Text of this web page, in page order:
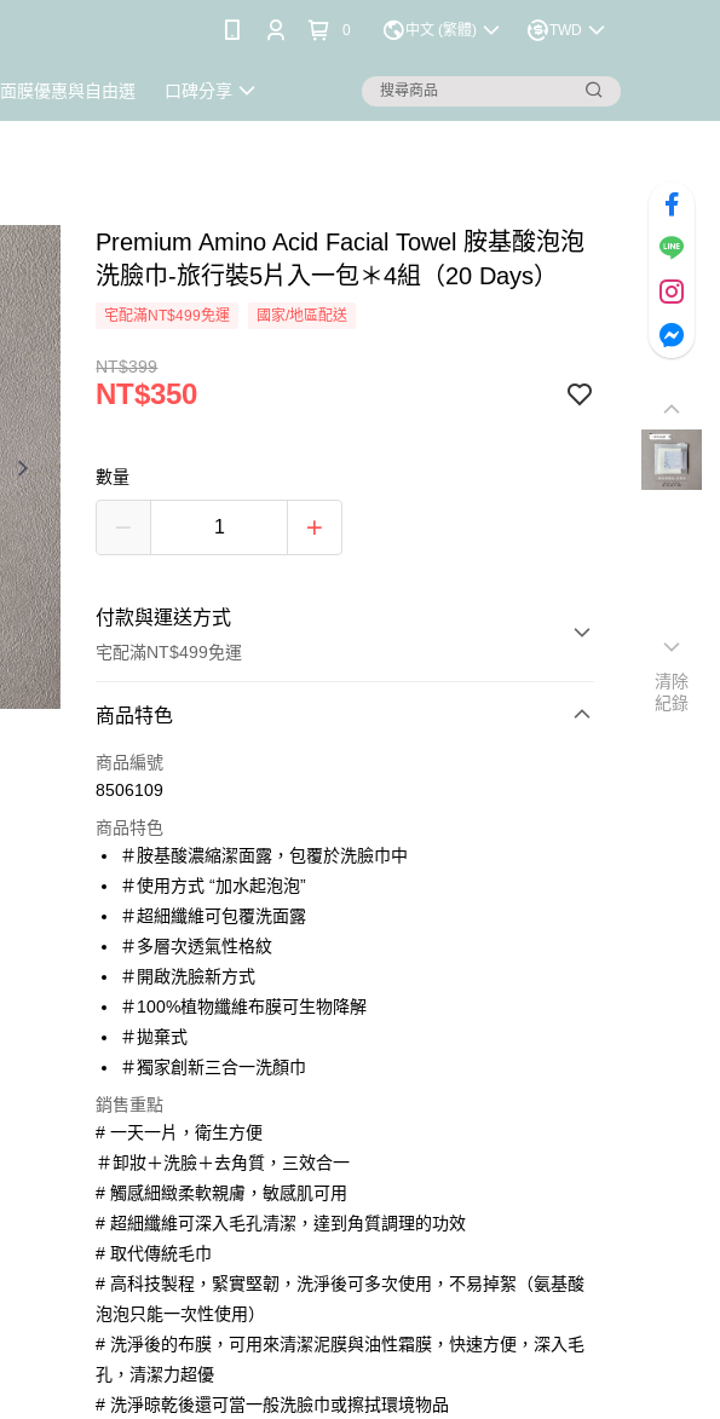
0 中文 (繁體) TWD
面膜優惠與自由選 口碑分享
Premium Amino Acid Facial Towel 胺基酸泡泡
洗臉巾-旅行裝5片入一包＊4組（20 Days）
宅配滿NT$499免運 國家/地區配送
NT$399
NT$350
數量
付款與運送方式
宅配滿NT$499免運
付款方式
信用卡一次付款
LINE Pay
Apple Pay
街口支付
悠遊付
Google Pay
AFTEE先享後付
相關說明
【關於「AFTEE先享後付」】
AFTEE先享後付是「在收到商品之後才付款」的支付方式。 讓您購物簡單
便利好安心！
１．簡單：不需註冊會員、不需綁卡、不需儲值。
２．便利：只要手機號碼，簡訊認證，即可結帳。
３．安心：先確認商品／服務後，再付款。
【「AFTEE先享後付」結帳流程】
１．於結帳方式選擇「AFTEE先享後付」後，將跳轉至「AFTEE先享後
付」結帳頁面，進行簡訊認證並確認金額後，即可完成結帳。
２．訂單成立數日內，您將收到繳費通知簡訊。
３．收到繳費通知簡訊後14天內，點擊此簡訊中的連結，可透過四大超商
／ATM／網路銀行／等多元方式進行付款，方視為交易完成。
※ 請注意：結帳手續完成當下不需立刻繳費，但若您需要取消訂單，請聯
ATM付款
運送方式
全家取貨付款
每筆NT$60，滿NT$600(含以上)免運費
7-11取貨付款
每筆NT$60，滿NT$600(含以上)免運費
商品特色
商品編號
8506109
商品特色
＃胺基酸濃縮潔面露，包覆於洗臉巾中
＃使用方式 “加水起泡泡”
＃超細纖維可包覆洗面露
＃多層次透氣性格紋
＃開啟洗臉新方式
＃100%植物纖維布膜可生物降解
＃拋棄式
＃獨家創新三合一洗顏巾
銷售重點
# 一天一片，衛生方便
＃卸妝＋洗臉＋去角質，三效合一
# 觸感細緻柔軟親膚，敏感肌可用
# 超細纖維可深入毛孔清潔，達到角質調理的功效
# 取代傳統毛巾
# 高科技製程，緊實堅韌，洗淨後可多次使用，不易掉絮（氨基酸
泡泡只能一次性使用）
# 洗淨後的布膜，可用來清潔泥膜與油性霜膜，快速方便，深入毛
孔，清潔力超優
# 洗淨晾乾後還可當一般洗臉巾或擦拭環境物品
清除
紀錄